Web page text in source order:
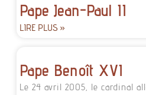
Pape Jean-Paul II
LIRE PLUS »
Pape Benoît XVI
Le 24 avril 2005, le cardinal